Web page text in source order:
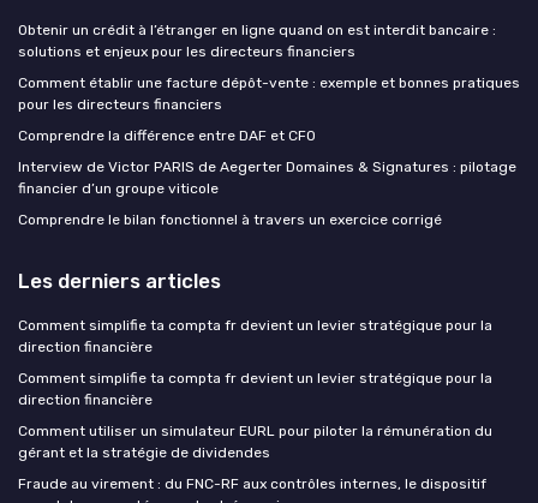
Obtenir un crédit à l’étranger en ligne quand on est interdit bancaire :
solutions et enjeux pour les directeurs financiers
Comment établir une facture dépôt-vente : exemple et bonnes pratiques
pour les directeurs financiers
Comprendre la différence entre DAF et CFO
Interview de Victor PARIS de Aegerter Domaines & Signatures : pilotage
financier d’un groupe viticole
Comprendre le bilan fonctionnel à travers un exercice corrigé
Les derniers articles
Comment simplifie ta compta fr devient un levier stratégique pour la
direction financière
Comment simplifie ta compta fr devient un levier stratégique pour la
direction financière
Comment utiliser un simulateur EURL pour piloter la rémunération du
gérant et la stratégie de dividendes
Fraude au virement : du FNC-RF aux contrôles internes, le dispositif